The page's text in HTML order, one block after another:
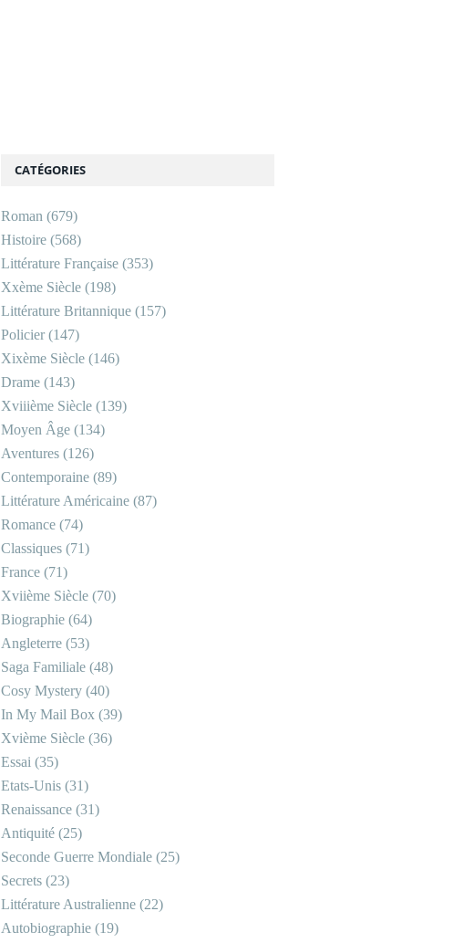
CATÉGORIES
Roman (679)
Histoire (568)
Littérature Française (353)
Xxème Siècle (198)
Littérature Britannique (157)
Policier(147)
Xixème Siècle (146)
Drame (143)
Xviiième Siècle (139)
Moyen Âge (134)
Aventures (126)
Contemporaine (89)
Littérature Américaine (87)
Romance (74)
Classiques (71)
France (71)
Xviième Siècle (70)
Biographie (64)
Angleterre (53)
Saga Familiale (48)
Cosy Mystery (40)
In My Mail Box (39)
Xvième Siècle (36)
Essai (35)
Etats-Unis (31)
Renaissance (31)
Antiquité (25)
Seconde Guerre Mondiale (25)
Secrets (23)
Littérature Australienne (22)
Autobiographie (19)